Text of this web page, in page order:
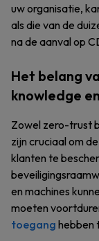
uw organisatie,
als die van de
na de aanval op
Het belang
knowledge
Zowel zero-trust
zijn cruciaal om
klanten te
en machines
moeten
toegang hebben